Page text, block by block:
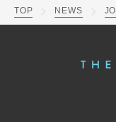
TOP NEWS